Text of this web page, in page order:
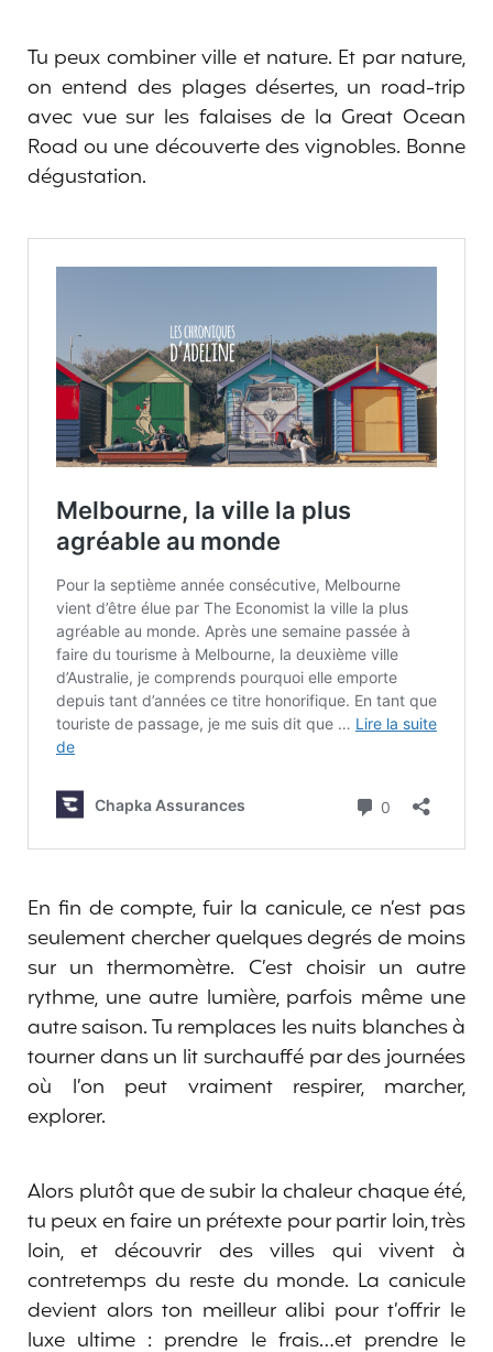
Tu peux combiner ville et nature. Et par nature,
on entend des plages désertes, un road-trip
avec vue sur les falaises de la Great Ocean
Road ou une découverte des vignobles. Bonne
dégustation.
En fin de compte, fuir la canicule, ce n’est pas
seulement chercher quelques degrés de moins
sur un thermomètre. C’est choisir un autre
rythme, une autre lumière, parfois même une
autre saison. Tu remplaces les nuits blanches à
tourner dans un lit surchauffé par des journées
où l’on peut vraiment respirer, marcher,
explorer.
Alors plutôt que de subir la chaleur chaque été,
tu peux en faire un prétexte pour partir loin, très
loin, et découvrir des villes qui vivent à
contretemps du reste du monde. La canicule
devient alors ton meilleur alibi pour t’offrir le
luxe ultime : prendre le frais…et prendre le